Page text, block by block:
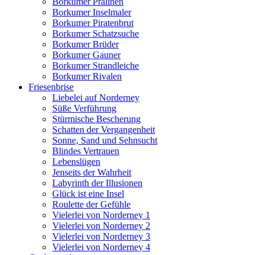
Borkumer Inselmaler
Borkumer Piratenbrut
Borkumer Schatzsuche
Borkumer Brüder
Borkumer Gauner
Borkumer Strandleiche
Borkumer Rivalen
Friesenbrise
Liebelei auf Norderney
Süße Verführung
Stürmische Bescherung
Schatten der Vergangenheit
Sonne, Sand und Sehnsucht
Blindes Vertrauen
Lebenslügen
Jenseits der Wahrheit
Labyrinth der Illusionen
Glück ist eine Insel
Roulette der Gefühle
Vielerlei von Norderney 1
Vielerlei von Norderney 2
Vielerlei von Norderney 3
Vielerlei von Norderney 4